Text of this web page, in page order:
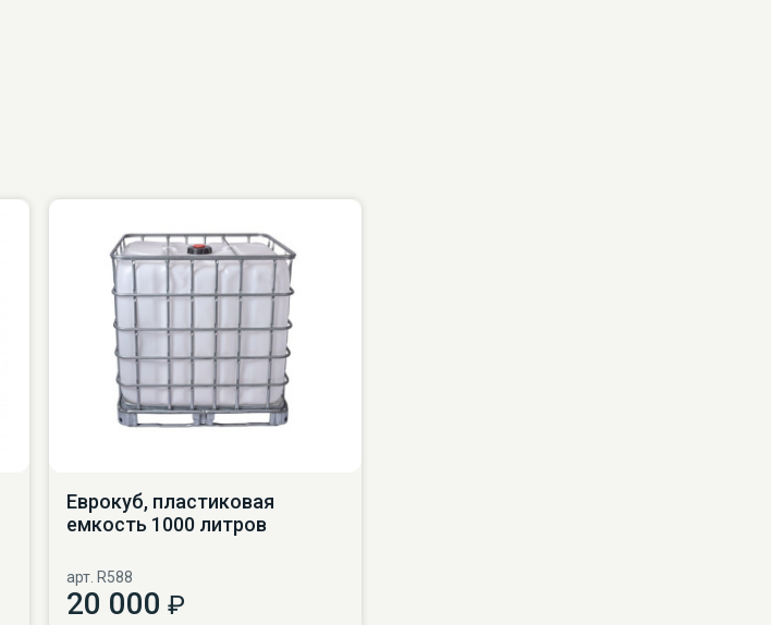
Еврокуб, пластиковая
емкость 1000 литров
арт. R588
20 000 ₽